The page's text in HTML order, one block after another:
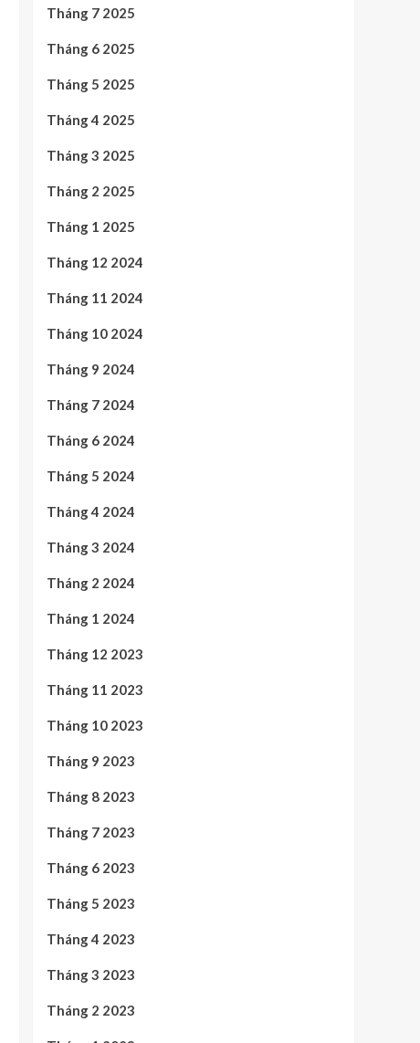
Tháng 7 2025
Tháng 6 2025
Tháng 5 2025
Tháng 4 2025
Tháng 3 2025
Tháng 2 2025
Tháng 1 2025
Tháng 12 2024
Tháng 11 2024
Tháng 10 2024
Tháng 9 2024
Tháng 7 2024
Tháng 6 2024
Tháng 5 2024
Tháng 4 2024
Tháng 3 2024
Tháng 2 2024
Tháng 1 2024
Tháng 12 2023
Tháng 11 2023
Tháng 10 2023
Tháng 9 2023
Tháng 8 2023
Tháng 7 2023
Tháng 6 2023
Tháng 5 2023
Tháng 4 2023
Tháng 3 2023
Tháng 2 2023